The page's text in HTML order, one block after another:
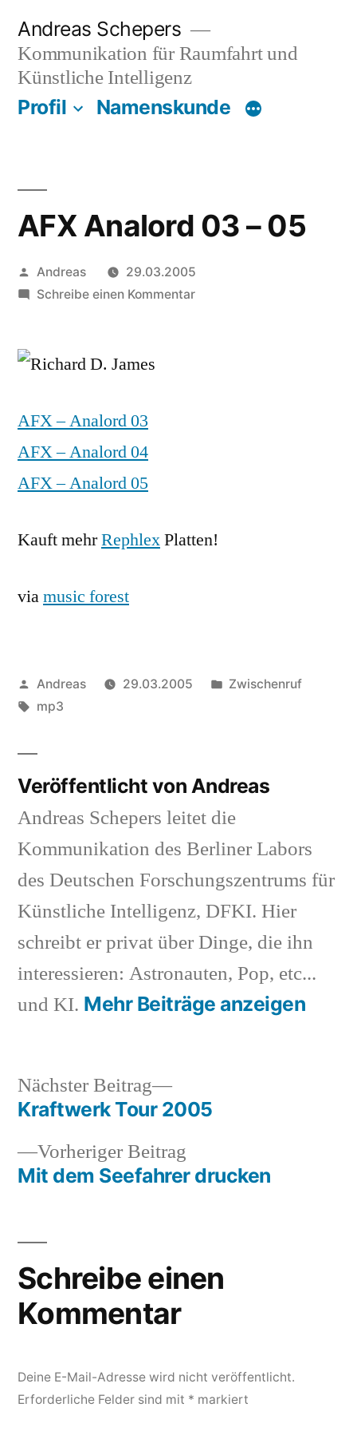
Inhalt
springen
Andreas Schepers
Kommunikation für Raumfahrt und
Künstliche Intelligenz
Profil Namenskunde
AFX Analord 03 – 05
Veröffentlicht
von
Andreas
29.03.2005
Schreibe einen Kommentarzu
AFX – Analord 03
AFX – Analord 04
AFX – Analord 05
Kauft mehrRephlexPlatten!
viamusic forest
Veröffentlicht
von
Andreas 29.03.2005
Veröffentlicht
Zwischenruf
Schlagwörter:
mp3
Veröffentlicht von Andreas
Andreas Schepers leitet die
Kommunikation des Berliner Labors
des Deutschen Forschungszentrums für
Künstliche Intelligenz, DFKI. Hier
schreibt er privat über Dinge, die ihn
interessieren: Astronauten, Pop, etc...
und KI. Mehr Beiträge anzeigen
Beitragsnavigation
Vorheriger Beitrag
Beitrag:
Mit dem Seefahrer drucken
Nächster Beitrag
Nächster
Beitrag:
Kraftwerk Tour 2005
Schreibe einen
Kommentar
Deine E-Mail-Adresse wird nicht veröffentlicht.
Erforderliche Felder sind mit * markiert